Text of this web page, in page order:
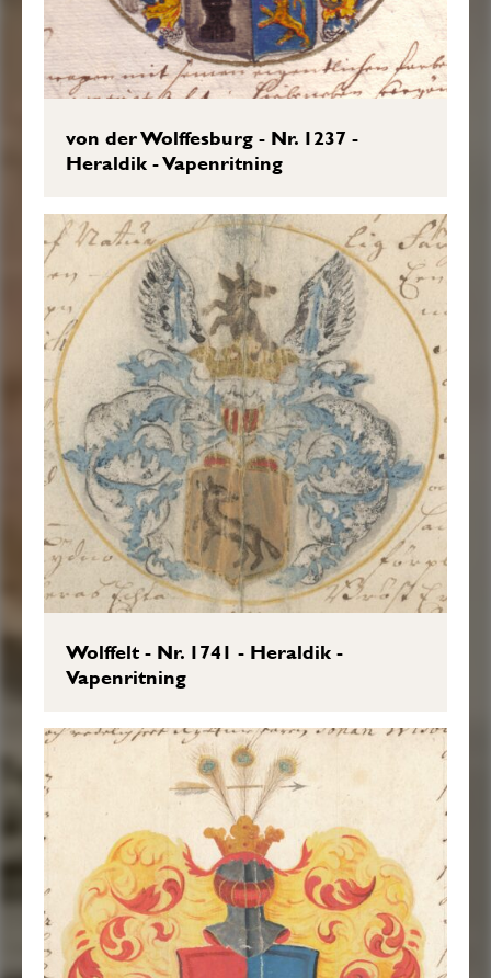
von der Wolffesburg - Nr. 1237 -
Heraldik - Vapenritning
Wolffelt - Nr. 1741 - Heraldik -
Vapenritning